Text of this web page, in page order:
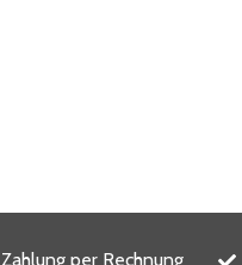
Zahlung per Rechnung